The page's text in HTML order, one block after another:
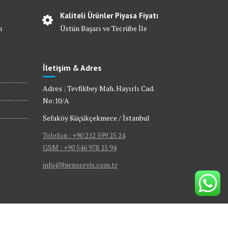
Kaliteli Ürünler Piyasa Fiyatı
Üstün Başarı ve Tecrübe İle
İletişim & Adres
Adres : Tevfikbey Mah. Hayırlı Cad.
No:10/A
Sefaköy Küçükçekmece / İstanbul
Telefon : +90 212 599 25 24
GSM : +90 546 978 15 94
info@bienservis.com.tr